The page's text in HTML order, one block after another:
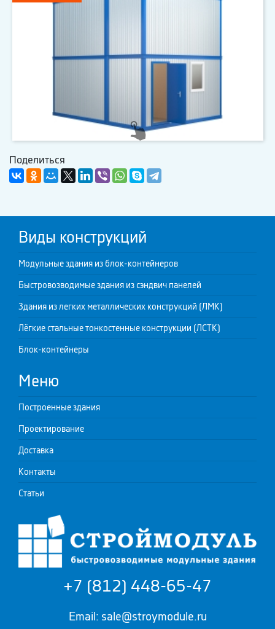
Поделиться
Виды конструкций
Модульные здания из блок-контейнеров
Быстровозводимые здания из сэндвич панелей
Здания из легких металлических конструкций (ЛМК)
Лёгкие стальные тонкостенные конструкции (ЛСТК)
Блок-контейнеры
Меню
Построенные здания
Проектирование
Доставка
Контакты
Статьи
+7 (812) 448-65-47
Email: sale@stroymodule.ru